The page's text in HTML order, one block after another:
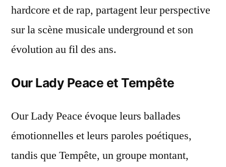
hardcore et de rap, partagent leur perspective
sur la scène musicale underground et son
évolution au fil des ans.
Our Lady Peace et Tempête
Our Lady Peace évoque leurs ballades
émotionnelles et leurs paroles poétiques,
tandis que Tempête, un groupe montant,